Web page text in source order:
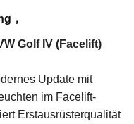
，
Golf IV (Facelift)
Update mit
im Facelift-
Erstausrüsterqualität